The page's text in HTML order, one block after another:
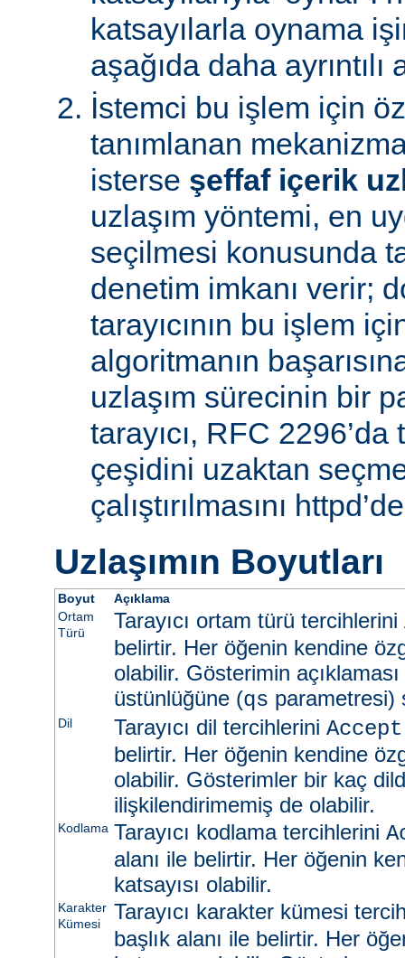
katsayılarla oynama
aşağıda daha ayrıntılı
İstemci bu işlem için
tanımlanan
isterse şeffaf içerik
uzlaşım yöntemi, en
seçilmesi konusunda
denetim imkanı verir;
tarayıcının bu işlem
algoritmanın
uzlaşım sürecinin bir
tarayıcı, RFC
çeşidini uzaktan seçme
çalıştırılmasını
Uzlaşımın Boyutları
Boyut
Açıklama
Ortam
Türü
Tarayıcı ortam türü tercihlerini
belirtir. Her öğenin kendine
olabilir. Gösterimin
üstünlüğüne (qs parametresi)
Dil Tarayıcı dil tercihlerini
belirtir. Her öğenin kendine
olabilir. Gösterimler bir kaç
ilişkilendirimemiş de olabilir.
Kodlama Tarayıcı kodlama tercihlerini
alanı ile belirtir. Her öğenin
katsayısı olabilir.
Karakter
Kümesi
Tarayıcı karakter kümesi
başlık alanı ile belirtir. Her